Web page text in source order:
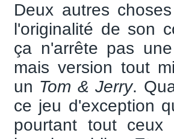
Deux autres
l'originalité de son
ça n'arrête pas
mais version tout
un Tom & Jerry.
ce jeu d'exception
pourtant tout